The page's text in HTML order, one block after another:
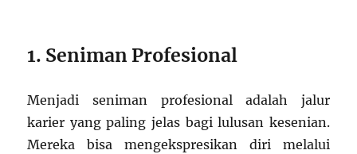
1. Seniman Profesional
Menjadi seniman profesional adalah jalur
karier yang paling jelas bagi lulusan kesenian.
Mereka bisa mengekspresikan diri melalui